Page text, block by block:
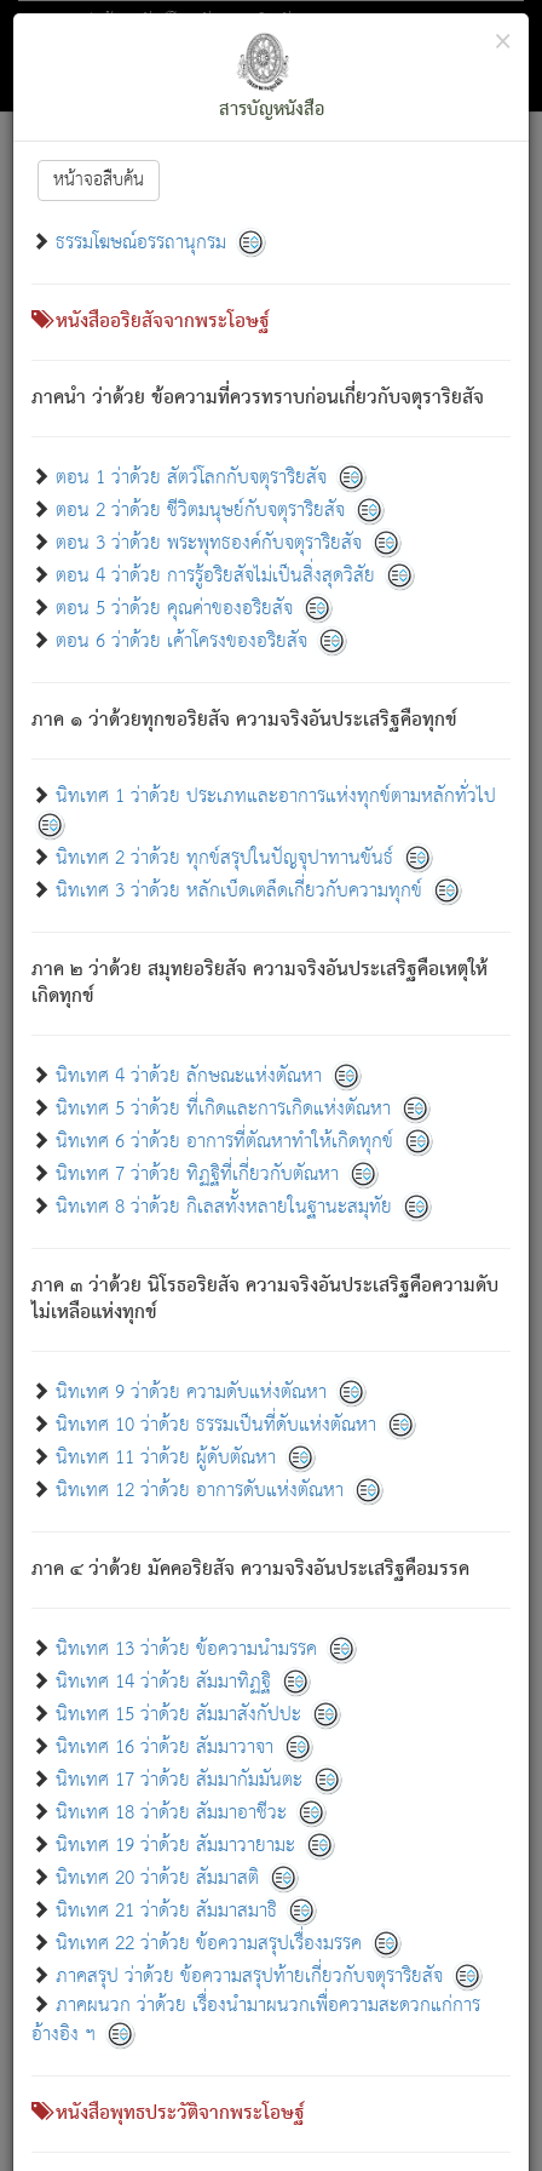
ตอน 1 ว่าด้วย สัตว์โลกกับจตุราริยสัจ
สารบัญ×
สารบัญหนังสือ
หน้าจอสืบค้น
ธรรมโฆษณ์อรรถานุกรม
หนังสืออริยสัจจากพระโอษฐ์
ภาคนำ ว่าด้วย ข้อความที่ควรทราบก่อนเกี่ยวกับจตุราริยสัจ
ตอน 1 ว่าด้วย สัตว์โลกกับจตุราริยสัจ
ตอน 2 ว่าด้วย ชีวิตมนุษย์กับจตุราริยสัจ
ตอน 3 ว่าด้วย พระพุทธองค์กับจตุราริยสัจ
ตอน 4 ว่าด้วย การรู้อริยสัจไม่เป็นสิ่งสุดวิสัย
ตอน 5 ว่าด้วย คุณค่าของอริยสัจ
ตอน 6 ว่าด้วย เค้าโครงของอริยสัจ
ภาค ๑ ว่าด้วยทุกขอริยสัจ ความจริงอันประเสริฐคือทุกข์
นิทเทศ 1 ว่าด้วย ประเภทและอาการแห่งทุกข์ตามหลักทั่วไป
นิทเทศ 2 ว่าด้วย ทุกข์สรุปในปัญจุปาทานขันธ์
นิทเทศ 3 ว่าด้วย หลักเบ็ดเตล็ดเกี่ยวกับความทุกข์
ภาค ๒ ว่าด้วย สมุทยอริยสัจ ความจริงอันประเสริฐคือเหตุให้
เกิดทุกข์
นิทเทศ 4 ว่าด้วย ลักษณะแห่งตัณหา
นิทเทศ 5 ว่าด้วย ที่เกิดและการเกิดแห่งตัณหา
นิทเทศ 6 ว่าด้วย อาการที่ตัณหาทำให้เกิดทุกข์
นิทเทศ 7 ว่าด้วย ทิฏฐิที่เกี่ยวกับตัณหา
นิทเทศ 8 ว่าด้วย กิเลสทั้งหลายในฐานะสมุทัย
ภาค ๓ ว่าด้วย นิโรธอริยสัจ ความจริงอันประเสริฐคือความดับ
ไม่เหลือแห่งทุกข์
นิทเทศ 9 ว่าด้วย ความดับแห่งตัณหา
นิทเทศ 10 ว่าด้วย ธรรมเป็นที่ดับแห่งตัณหา
นิทเทศ 11 ว่าด้วย ผู้ดับตัณหา
นิทเทศ 12 ว่าด้วย อาการดับแห่งตัณหา
ภาค ๔ ว่าด้วย มัคคอริยสัจ ความจริงอันประเสริฐคือมรรค
นิทเทศ 13 ว่าด้วย ข้อความนำมรรค
นิทเทศ 14 ว่าด้วย สัมมาทิฏฐิ
นิทเทศ 15 ว่าด้วย สัมมาสังกัปปะ
นิทเทศ 16 ว่าด้วย สัมมาวาจา
นิทเทศ 17 ว่าด้วย สัมมากัมมันตะ
นิทเทศ 18 ว่าด้วย สัมมาอาชีวะ
นิทเทศ 19 ว่าด้วย สัมมาวายามะ
นิทเทศ 20 ว่าด้วย สัมมาสติ
นิทเทศ 21 ว่าด้วย สัมมาสมาธิ
นิทเทศ 22 ว่าด้วย ข้อความสรุปเรื่องมรรค
ภาคสรุป ว่าด้วย ข้อความสรุปท้ายเกี่ยวกับจตุราริยสัจ
ภาคผนวก ว่าด้วย เรื่องนำมาผนวกเพื่อความสะดวกแก่การ
อ้างอิง ฯ
หนังสือพุทธประวัติจากพระโอษฐ์
Font :15 ]||
สัตว์โลกนี้ เกิดความเดือดร้อนแล้ว มีผัสสะบังหน้า
เขาสำคัญสิ่งใด โดยความเป็นประการใด แต่สิ่งนั้นย่อมเป็น
(ตามที่เป็นจริง) โดยประการอื่นจากที่เขาสำคัญนั้น
สัตว์โลกติดข้องอยู่ในภพ ถูกภพบังหน้าแล้ว มีภพโดยความ
เป็นอย่างอื่น (จากที่มันเป็นอยู่จริง) จึงได้เพลิดเพลินยิ่งนักในภพ
เขาเพลิดเพลินยิ่งนักในสิ่งใด สิ่งนั้นเป็นภัย (ที่เขาไม่รู้จัก)
เขากลัวต่อสิ่งใดสิ่งนั้นเป็นทุกข์
พรหมจรรย์นี้ อันบุคคลย่อมประพฤติ ก็เพื่อการละขาดซึ่ง
ภพ.
สมณะหรือพราหมณ์เหล่าใด กล่าวความหลุดพ้นจากภพว่า
มีได้เพราะภพ เรากล่าวว่า สมณะหรือพราหมณ์ทั้งปวงนั้น
มิใช่ผู้หลดพ้นจากภพ.
ภพ ว่ามีได้เพราะวิภพ[2]: เรากล่าวว่า สมณะหรือพราหมณ์ทั้ง
ปวงนั้น ก็ยังสลัดภพออกไปไม่ได้.
ก็ทุกข์นี้มีขึ้น เพราะอาศัยซึ่งอุปธิทั้งปวง.
เพราะความสิ้นไปแห่งอุปาทานทั้งปวง ความเกิดขึ้นแห่ง
ทุกข์จึงไม่มี.
ท่านจงดูโลกนี้เถิด (จะเห็นว่า) สัตว์ทั้งหลายอันอวิชาหนา
แน่นบังหนาแล้ว; และว่า สัตว์ผู้ยินดีในภพอันเป็นแล้วนั้น ย่อม
อันเป็นไปในที่หรือเวลาทั้งปวง[3]เพื่อความมีแห่งประโยชน์โดย
ประการทั้งปวง; ภพทั้งหลายทั้งหมดนั้น ไม่เที่ยง เป็นทุกข์ มี
ความแปรปรวนเป็นธรรมดา.
อย่างนี้อยู่; เขาย่อมละภวตัณหาได้ และไม่เพลิดเพลินวิภวตัณหา
ด้วย.
ความดับเพราะความสำรอกไม่เหลือ (แห่งภพทั้งหลาย)
เพราะความสิ้นไปแห่งตัณหาโดยประการทั้งปวง นั้นคือ
นิพพาน.
ภพใหม่ย่อมไม่มีแก่ภิกษุนั้น ผู้ดับเย็นสนิทแล้ว เพราะไม่มี
ภิกษุนั้น เป็นผู้ครอบงำมารได้แล้ว ชนะสงครามแล้ว ก้าวล่วง
ภพทั้งหลายทั้งปวงได้แล้ว เป็นผู้คงที่ (คือไม่เปลี่ยนแปลงอีกต่อ
- อุ.ขุ. ๒๕/๑๒๑/๘๔.
(ข้อความนี้ เป็นพระพุทธอุทานที่ทรงเปล่งออก ที่โคนต้นโพธิ์
เป็นที่ตรัสรู้ เมื่อตรัสรู้แล้วได้ 7 วัน)
เกี่ยวกับธรรมโฆษณ์ออนไลน์ (Disclaimer)
แม้ระบบ "ธรรมโฆษณ์ออนไลน์" พยายามปรับปรุงข้อมูลให้ถูกต้องมากที่สุด
ผู้ศึกษาก็พึงตรวจสอบกับตัวเล่มหนังสือต้นฉบับ ที่มีการพิมพ์ครั้งล่าสุด
ก่อนนำข้อมูลไปใช้ในการอ้างอิง"
เกี่ยวกับอัตถจารี|เกี่ยวกับการพัฒนา|แจ้งข้อผิดพลาด / แนะนำ
หนังสือที่เกี่ยวข้อง